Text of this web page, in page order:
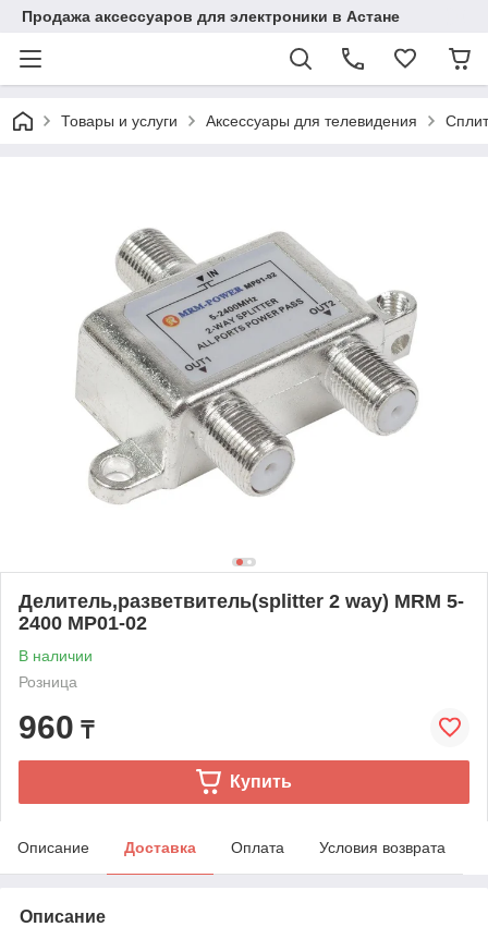
Продажа аксессуаров для электроники в Астане
Товары и услуги Аксессуары для телевидения
Делитель,разветвитель(splitter 2 way) MRM 5-
2400 MP01-02
В наличии
Розница
960 ₸
Купить
Описание Доставка Оплата Условия возврата
Описание